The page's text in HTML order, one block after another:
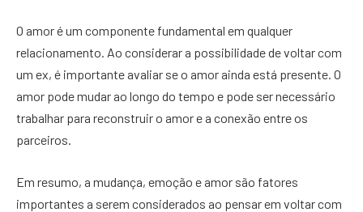
O amor é um componente fundamental em qualquer
relacionamento. Ao considerar a possibilidade de voltar com
um ex, é importante avaliar se o amor ainda está presente. O
amor pode mudar ao longo do tempo e pode ser necessário
trabalhar para reconstruir o amor e a conexão entre os
parceiros.
Em resumo, a mudança, emoção e amor são fatores
importantes a serem considerados ao pensar em voltar com